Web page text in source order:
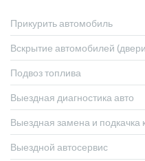
Прикурить автомобиль
Вскрытие автомобилей
Подвоз топлива
Выездная диагностика авто
Выездная замена и подкачка
Выездной автосервис